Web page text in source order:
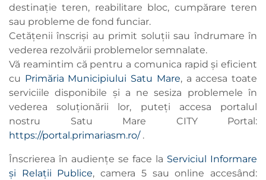
destinație teren, reabilitare bloc, cumpărare teren
sau probleme de fond funciar.
Cetățenii înscriși au primit soluții sau îndrumare în
vederea rezolvării problemelor semnalate.
Vă reamintim că pentru a comunica rapid și eficient
cu Primăria Municipiului Satu Mare, a accesa toate
serviciile disponibile și a ne sesiza problemele în
vederea soluționării lor, puteți accesa portalul
nostru Satu Mare CITY Portal:
https://portal.primariasm.ro/.
Înscrierea în audiențe se face la Serviciul Informare
și Relații Publice, camera 5 sau online accesând: